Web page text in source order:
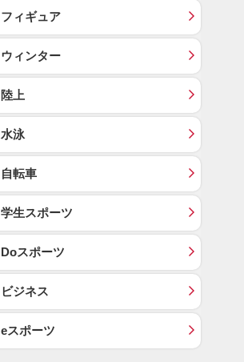
フィギュア
ウィンター
陸上
水泳
自転車
学生スポーツ
Doスポーツ
ビジネス
eスポーツ